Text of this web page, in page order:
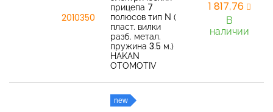
2010350
прицепа 7
полюсов тип N (
пласт. вилки
разб. метал.
пружина 3.5 м.)
HAKAN
OTOMOTIV
1 817,76
В
наличии
new